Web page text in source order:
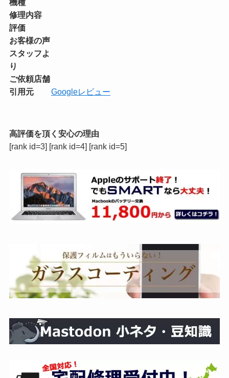
機種
修理内容
評価
お客様の声
スタッフよ
り
ご依頼店舗
引用元
Googleレビュー
高評価を頂く安心の理由
[rank id=3] [rank id=4] [rank id=5]